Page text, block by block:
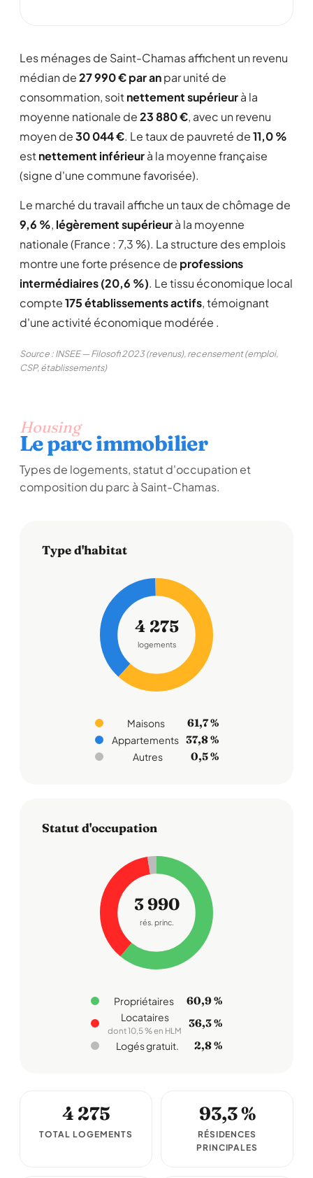
Les ménages de Saint-Chamas affichent un revenu
médian de27 990 € par anpar unité de
consommation, soitnettement supérieurà la
moyenne nationale de23 880 €, avec un revenu
moyen de30 044 €. Le taux de pauvreté de11,0 %
estnettement inférieurà la moyenne française
(signe d'une commune favorisée).
Le marché du travail affiche un taux de chômage de
9,6 %, légèrement supérieurà la moyenne
nationale (France : 7,3 %). La structure des emplois
montre une forte présence de professions
intermédiaires (20,6 %). Le tissu économique local
compte175 établissements actifs, témoignant
d'une activité économique modérée .
Source : INSEE — Filosofi 2023 (revenus), recensement (emploi,
CSP, établissements)
Housing
Le parc immobilier
Types de logements, statut d'occupation et
composition du parc à Saint-Chamas.
Type d'habitat
4 275
logements
Maisons 61,7 %
Appartements 37,8 %
Autres 0,5 %
Statut d'occupation
3 990
rés. princ.
Propriétaires 60,9 %
Locataires
dont 10,5 % en HLM
36,3 %
Logés gratuit. 2,8 %
4 275
TOTAL LOGEMENTS
93,3 %
RÉSIDENCES
PRINCIPALES